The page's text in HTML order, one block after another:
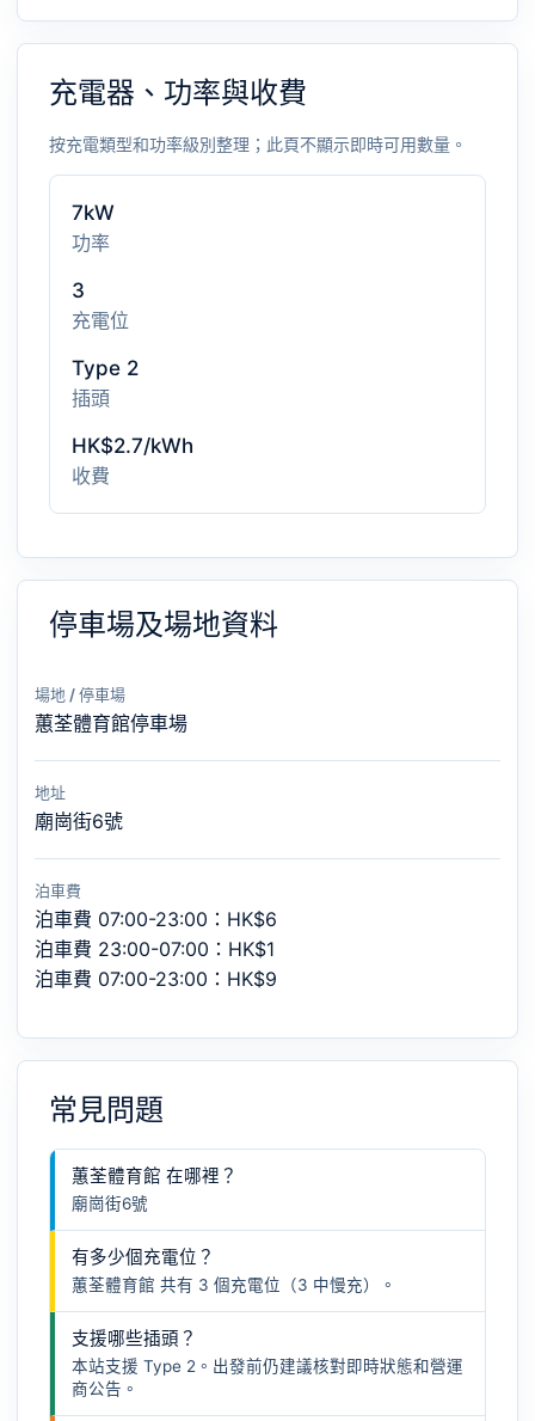
充電器、功率與收費
按充電類型和功率級別整理；此頁不顯示即時可用數量。
7kW
功率
3
充電位
Type 2
插頭
HK$2.7/kWh
收費
停車場及場地資料
場地 / 停車場
蕙荃體育館停車場
地址
廟崗街6號
泊車費
泊車費 07:00-23:00：HK$6
泊車費 23:00-07:00：HK$1
泊車費 07:00-23:00：HK$9
常見問題
蕙荃體育館 在哪裡？
廟崗街6號
有多少個充電位？
蕙荃體育館 共有 3 個充電位（3 中慢充）。
支援哪些插頭？
本站支援 Type 2。出發前仍建議核對即時狀態和營運
商公告。